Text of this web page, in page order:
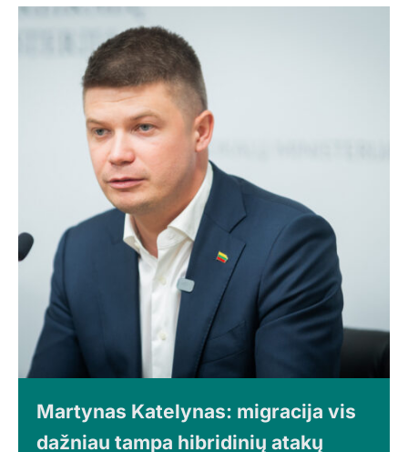
Martynas Katelynas: migracija vis
dažniau tampa hibridinių atakų